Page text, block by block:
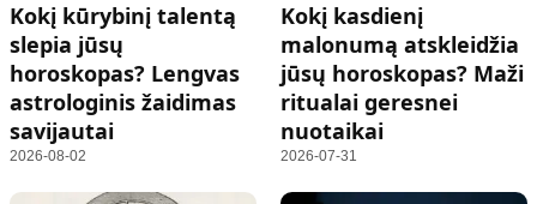
Kokį kūrybinį talentą
slepia jūsų
horoskopas? Lengvas
astrologinis žaidimas
savijautai
2026-08-02
Kokį kasdienį
malonumą atskleidžia
jūsų horoskopas? Maži
ritualai geresnei
nuotaikai
2026-07-31